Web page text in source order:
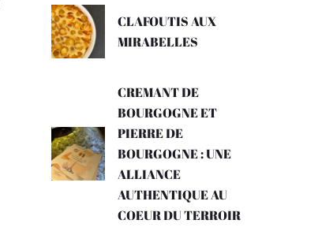
CLAFOUTIS AUX
MIRABELLES
CREMANT DE
BOURGOGNE ET
PIERRE DE
BOURGOGNE : UNE
ALLIANCE
AUTHENTIQUE AU
COEUR DU TERROIR